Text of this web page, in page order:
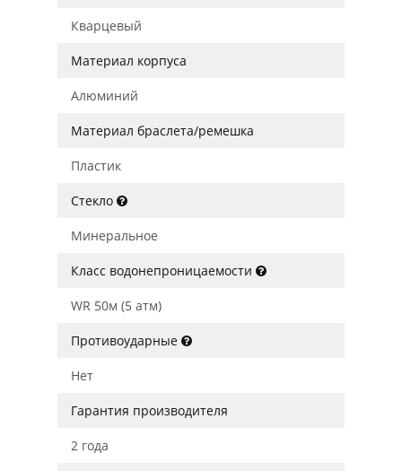
Кварцевый
Материал корпуса
Алюминий
Материал браслета/ремешка
Пластик
Стекло
Минеральное
Класс водонепроницаемости
WR 50м (5 атм)
Противоударные
Нет
Гарантия производителя
2 года